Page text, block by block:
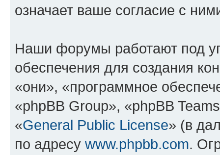
означает ваше согласие с
Наши форумы работают под
обеспечения для создания
«они», «программное
«phpBB Group», «phpBB
«General Public License» (в
по адресу www.phpbb.com.